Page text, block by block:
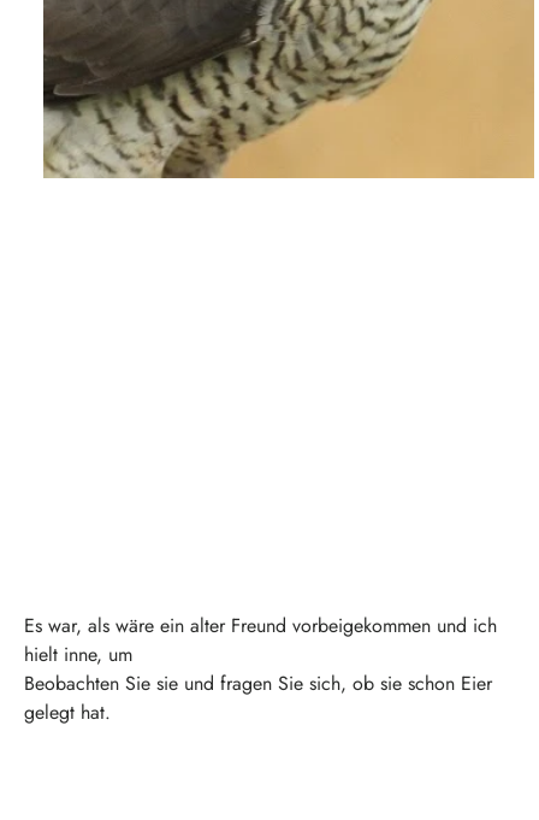
Es war, als wäre ein alter Freund vorbeigekommen und ich
hielt inne, um
Beobachten Sie sie und fragen Sie sich, ob sie schon Eier
gelegt hat.